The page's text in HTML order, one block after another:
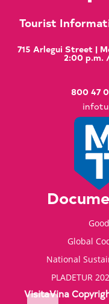
Tourist
715 Arlegui Street |
2:00 p.m.
800 47
Global
National
PLADETUR
VisitaVina